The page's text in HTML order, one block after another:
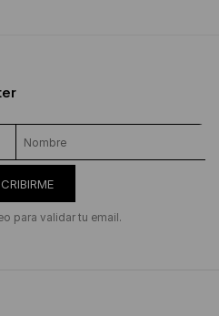
para validar tu email.